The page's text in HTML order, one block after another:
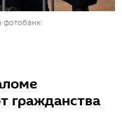
фотобанк
гражданства